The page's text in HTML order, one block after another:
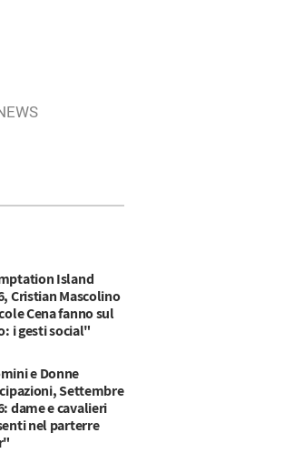
Island
Cristian Mascolino
Cena fanno sul
i gesti social"
e Donne
Settembre
dame e cavalieri
nel parterre